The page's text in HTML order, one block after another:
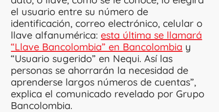
el usuario entre su número de
identificación, correo electrónico, celular o
llave alfanumérica: esta última se llamará
“Llave Bancolombia” en Bancolombia y
“Usuario sugerido” en Nequi. Así las
personas se ahorrarán la necesidad de
aprenderse largos números de cuentas”,
explica el comunicado revelado por Grupo
Bancolombia.